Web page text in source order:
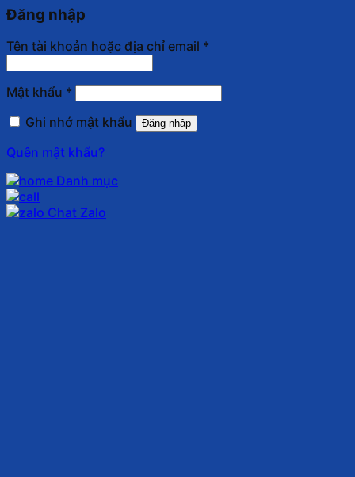
Đăng nhập
Tên tài khoản hoặc địa chỉ email *
Mật khẩu *
Ghi nhớ mật khẩu
Đăng nhập
Quên mật khẩu?
Danh mục
Chat Zalo